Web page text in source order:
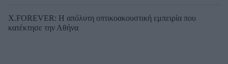
X.FOREVER: Η απόλυτη οπτικοακουστική εμπειρία που
κατέκτησε την Αθήνα